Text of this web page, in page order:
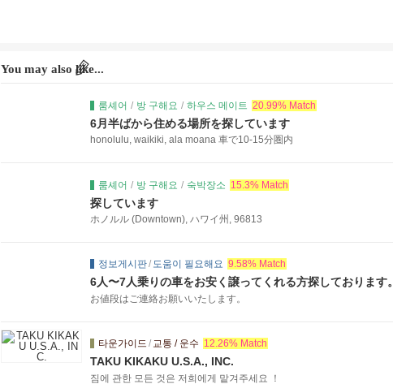
You may also like...
룸셰어 / 방 구해요 / 하우스 메이트 20.99% Match
6月半ばから住める場所を探しています
honolulu, waikiki, ala moana 車で10-15分圏内
룸셰어 / 방 구해요 / 숙박장소 15.3% Match
探しています
ホノルル (Downtown), ハワイ州, 96813
정보게시판/ 도움이 필요해요 9.58% Match
6人〜7人乗りの車をお安く譲ってくれる方探しております。
お値段はご連絡お願いいたします。
타운가이드 / 교통 / 운수 12.26% Match
TAKU KIKAKU U.S.A., INC.
짐에 관한 모든 것은 저희에게 맡겨주세요 ！